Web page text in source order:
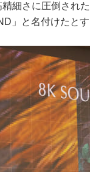
細さに圧倒され
」と名付けたとす